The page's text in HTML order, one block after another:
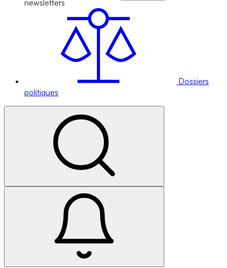
newsletters
Dossiers
politiques